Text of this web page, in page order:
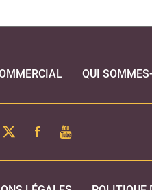
QUI
TWITTERFACEBOOK
YOUTUBE